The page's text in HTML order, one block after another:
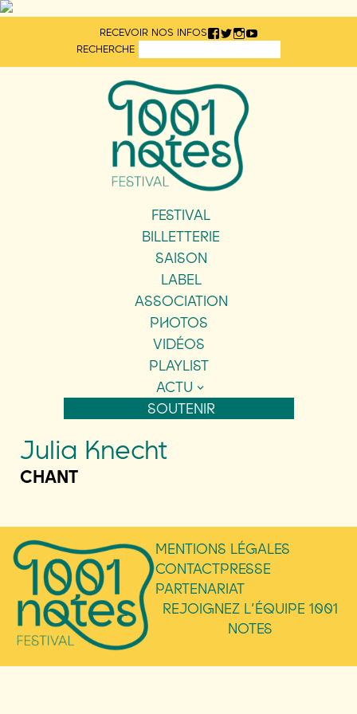
RECEVOIR NOS INFOS
RECHERCHE
FESTIVAL
BILLETTERIE
SAISON
LABEL
ASSOCIATION
PHOTOS
VIDÉOS
PLAYLIST
ACTU
SOUTENIR
Julia Knecht
CHANT
MENTIONS LÉGALES
CONTACTPRESSE
PARTENARIAT
REJOIGNEZ L’ÉQUIPE 1001
NOTES